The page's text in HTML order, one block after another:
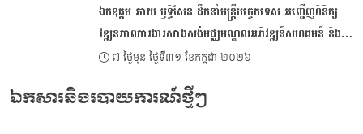
ឯកឧត្តម ឆាយ ឫទ្ធិសែន ដឹកនាំមន្ដ្រីបច្ចេកទេស អញ្ជើញពិនិត្យ
វឌ្ឍនភាពការងារសាងសង់មជ្ឈមណ្ឌលអភិវឌ្ឍន៍សហគមន៍ និង
ហេដ្ឋារចនាសម្ព័ន្ធនានា នៅក្នុងខេត្តតាកែវ
៧ ថ្ងៃមុន ថ្ងៃទី៣១ ខែកក្កដា ២០២៦
ឯកសារនិងរបាយការណ៍ថ្មីៗ